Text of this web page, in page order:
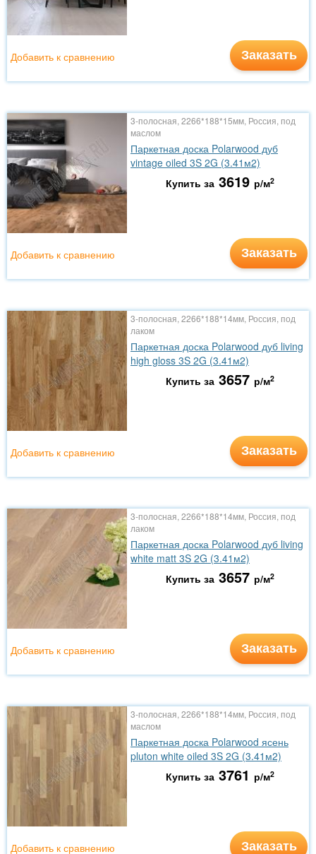
Заказать
Добавить к сравнению
3-полосная, 2266*188*15мм, Россия, под
маслом
Паркетная доска Polarwood дуб
vintage oiled 3S 2G (3.41м2)
Купить за 3619 р/м2
Заказать
Добавить к сравнению
3-полосная, 2266*188*14мм, Россия, под
лаком
Паркетная доска Polarwood дуб living
high gloss 3S 2G (3.41м2)
Купить за 3657 р/м2
Заказать
Добавить к сравнению
3-полосная, 2266*188*14мм, Россия, под
лаком
Паркетная доска Polarwood дуб living
white matt 3S 2G (3.41м2)
Купить за 3657 р/м2
Заказать
Добавить к сравнению
3-полосная, 2266*188*14мм, Россия, под
маслом
Паркетная доска Polarwood ясень
pluton white oiled 3S 2G (3.41м2)
Купить за 3761 р/м2
Заказать
Добавить к сравнению